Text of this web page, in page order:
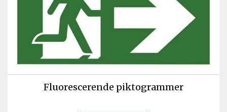
Fluorescerende piktogrammer